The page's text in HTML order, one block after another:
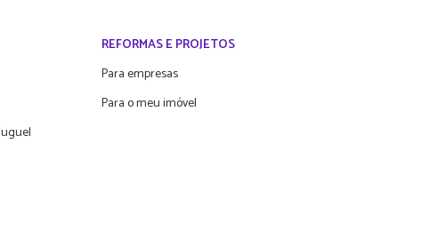
REFORMAS E PROJETOS
Para empresas
Para o meu imóvel